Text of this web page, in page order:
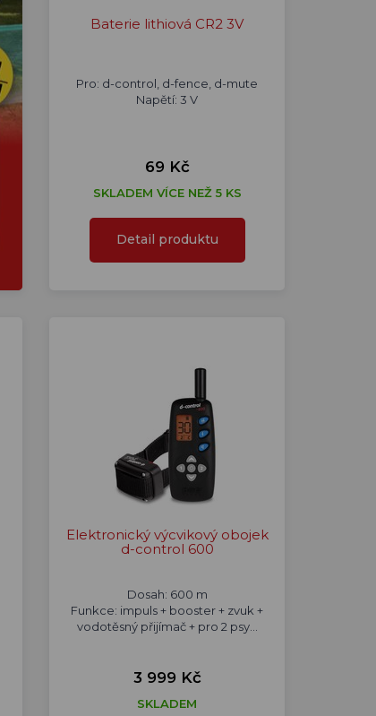
Baterie lithiová CR2 3V
Pro: d-control, d-fence, d-mute
Napětí: 3 V
69 Kč
SKLADEM VÍCE NEŽ 5 KS
Detail produktu
Elektronický výcvikový obojek
d-control 600
Dosah: 600 m
Funkce: impuls + booster + zvuk +
vodotěsný přijímač + pro 2 psy...
3 999 Kč
SKLADEM